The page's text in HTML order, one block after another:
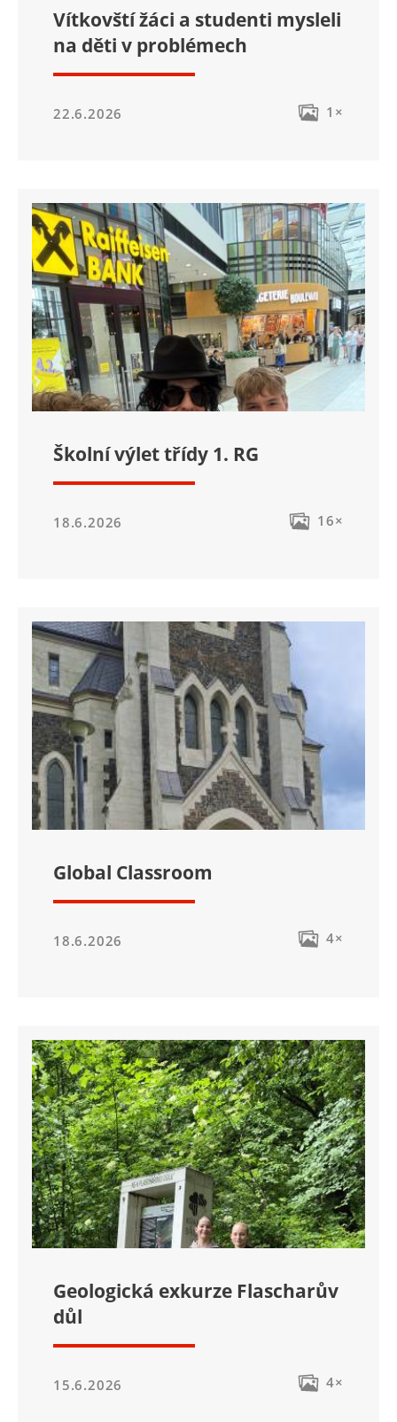
Vítkovští žáci a studenti mysleli
na děti v problémech
22.6.2026 1×
Školní výlet třídy 1. RG
18.6.2026 16×
Global Classroom
18.6.2026 4×
Geologická exkurze Flascharův
důl
15.6.2026 4×